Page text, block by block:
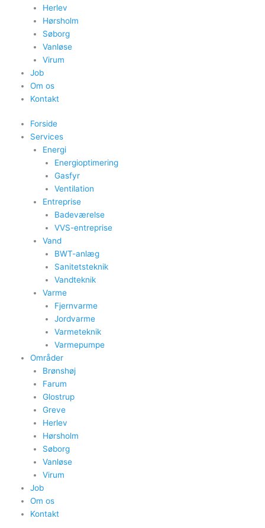
Herlev
Hørsholm
Søborg
Vanløse
Virum
Job
Om os
Kontakt
Forside
Services
Energi
Energioptimering
Gasfyr
Ventilation
Entreprise
Badeværelse
VVS-entreprise
Vand
BWT-anlæg
Sanitetsteknik
Vandteknik
Varme
Fjernvarme
Jordvarme
Varmeteknik
Varmepumpe
Områder
Brønshøj
Farum
Glostrup
Greve
Herlev
Hørsholm
Søborg
Vanløse
Virum
Job
Om os
Kontakt